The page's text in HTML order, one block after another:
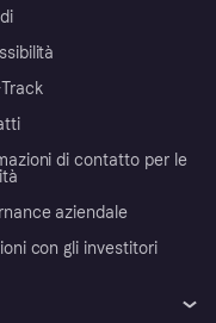
di contatto per le
aziendale
con gli investitori